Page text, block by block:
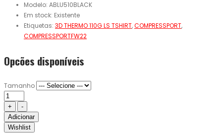
Modelo: ABLU510BLACK
Em stock: Existente
Etiquetas: 3D THERMO 110G LS TSHIRT,COMPRESSPORT,
COMPRESSPORTFW22
Opcões disponíveis
Tamanho
Adicionar
Wishlist